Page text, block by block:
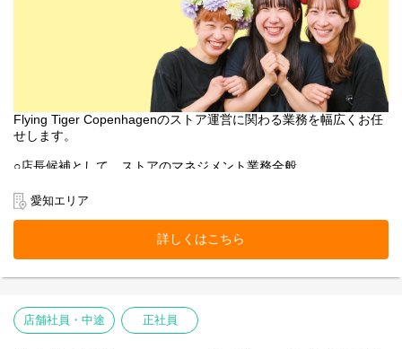
Flying Tiger Copenhagenのストア運営に関わる業務を幅広くお任
せします。
○店長候補として、ストアのマネジメント業務全般
○採用/教育全般
○ストア業務管理
-品出し
-ディスプレイ
-在庫管理・発注・検品
愛知エリア
詳しくはこちら
店舗社員・中途 正社員